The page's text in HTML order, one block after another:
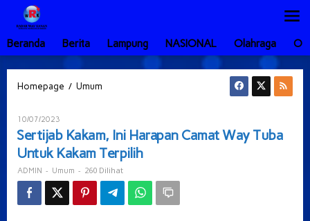
Lewati
konten
Beranda
Berita Lampung NASIONAL Olahraga
Homepage / Umum
Camat
Way
Tuba
Untuk
Kakam
Terpilih
10/07/2023
ADMIN
Sertijab Kakam, Ini Harapan Camat Way Tuba
Untuk Kakam Terpilih
ADMIN - Umum - 260 Dilihat